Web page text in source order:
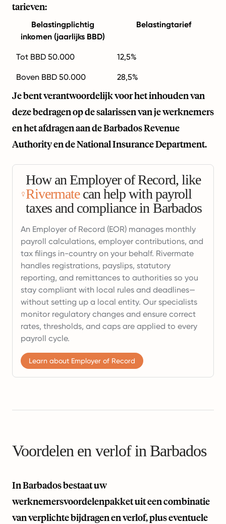
tarieven:
Belastingplichtig
inkomen (jaarlijks BBD)
Belastingtarief
Tot BBD 50.000 12,5%
Boven BBD 50.000 28,5%
Je bent verantwoordelijk voor het inhouden van
deze bedragen op de salarissen van je werknemers
en het afdragen aan de Barbados Revenue
Authority en de National Insurance Department.
How an Employer of Record, like
Rivermatecan help with payroll
taxes and compliance in Barbados
An Employer of Record (EOR) manages monthly
payroll calculations, employer contributions, and
tax filings in-country on your behalf. Rivermate
handles registrations, payslips, statutory
reporting, and remittances to authorities so you
stay compliant with local rules and deadlines—
without setting up a local entity. Our specialists
monitor regulatory changes and ensure correct
rates, thresholds, and caps are applied to every
payroll cycle.
Learn about Employer of Record
Voordelen en verlof in Barbados
In Barbados bestaat uw
werknemersvoordelenpakket uit een combinatie
van verplichte bijdragen en verlof, plus eventuele